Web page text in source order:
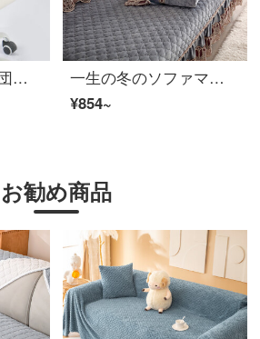
すみません、座布団と椅子、オフィスのソファークッションと椅子に冬の学生用マットを厚くして、滑り止めの滑り止めマットを敷いてください。40 cm*40 cm
一生の冬のソファマットに厚いソファカバーをかぶせて、毛の絨毯をカバーして、クッションに座ることが大好きです。新中国式の実木ソファタオルは全カバーの布芸滑り止めです。
¥854~
お勧め商品